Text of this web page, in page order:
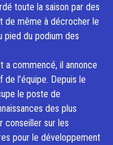
toute la saison par des
de même à décrocher le
pied du podium des
a commencé, il annonce
l’équipe. Depuis le
le poste de
des plus
conseiller sur les
pour le développement